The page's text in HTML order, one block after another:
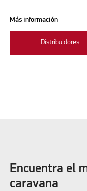
Más información
Distribuidores
Encuentra el
caravana